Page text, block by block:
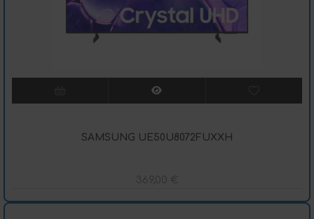
SAMSUNG UE50U8072FUXXH
369,00 €